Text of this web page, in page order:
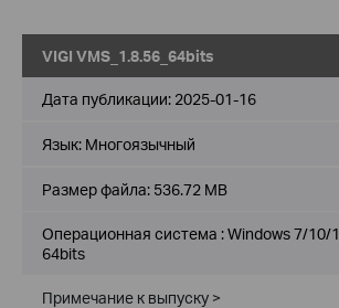
VIGI VMS_1.8.56_64bits
Дата публикации: 2025-01-16
Язык: Многоязычный
Размер файла: 536.72 MB
Операционная система : Windows 7/10/
64bits
Примечание к выпуску >